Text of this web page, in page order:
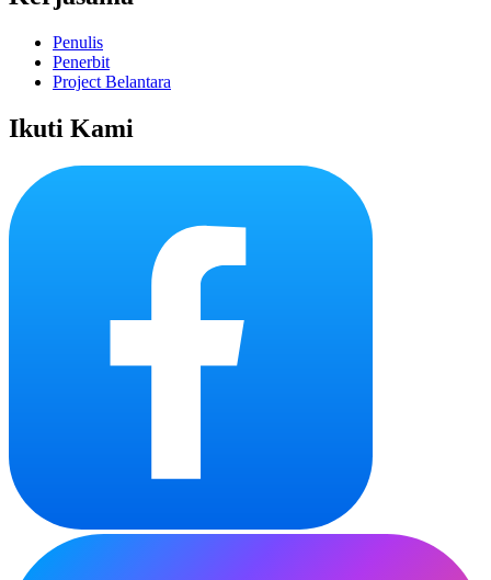
Penulis
Penerbit
Project Belantara
Ikuti Kami